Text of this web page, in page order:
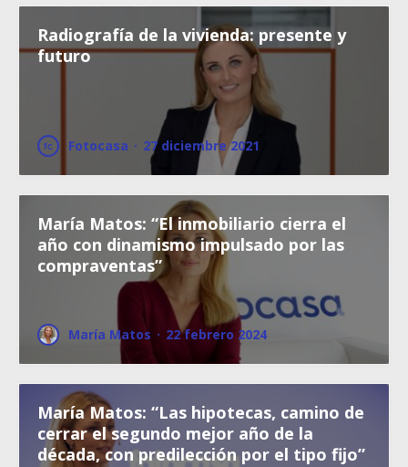
Radiografía de la vivienda: presente y
futuro
Fotocasa · 27 diciembre 2021
María Matos: “El inmobiliario cierra el
año con dinamismo impulsado por las
compraventas”
María Matos · 22 febrero 2024
María Matos: “Las hipotecas, camino de
cerrar el segundo mejor año de la
década, con predilección por el tipo fijo”